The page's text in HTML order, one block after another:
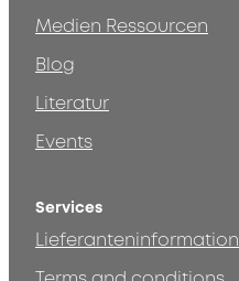
Medien Ressourcen
Blog
Literatur
Events
Services
Lieferanteninformation